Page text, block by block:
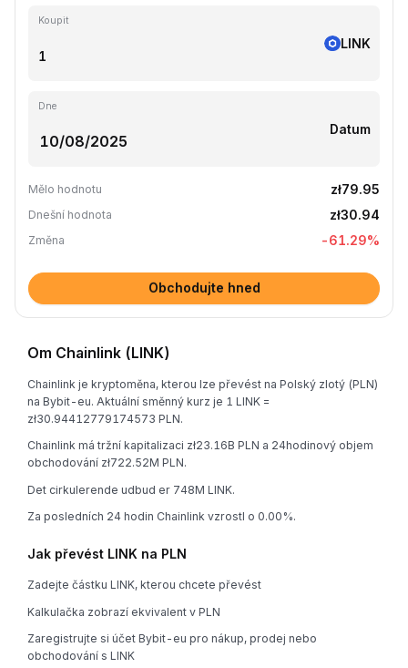
Koupit
LINK
Dne
Datum
Mělo hodnotu zł79.95
Dnešní hodnota zł30.94
Změna -61.29%
Obchodujte hned
Om Chainlink (LINK)
Chainlink je kryptoměna, kterou lze převést na Polský zlotý (PLN)
na Bybit-eu. Aktuální směnný kurz je 1 LINK =
zł30.94412779174573 PLN.
Chainlink má tržní kapitalizaci zł23.16B PLN a 24hodinový objem
obchodování zł722.52M PLN.
Det cirkulerende udbud er 748M LINK.
Za posledních 24 hodin Chainlink vzrostl o 0.00%.
Jak převést LINK na PLN
Zadejte částku LINK, kterou chcete převést
Kalkulačka zobrazí ekvivalent v PLN
Zaregistrujte si účet Bybit-eu pro nákup, prodej nebo
obchodování s LINK